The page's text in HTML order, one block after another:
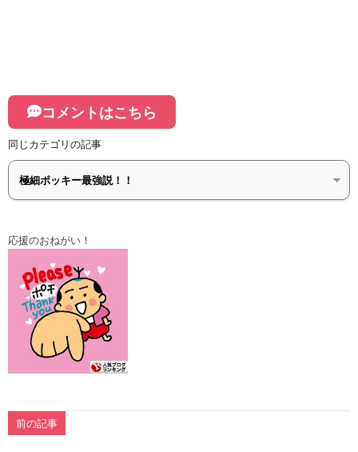
コメントはこちら
同じカテゴリの記事
応援のおねがい！
前の記事